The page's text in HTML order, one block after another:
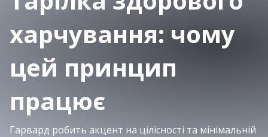
харчування: чому
цей принцип
працює
Гарвард робить акцент на цілісності та мінімальній